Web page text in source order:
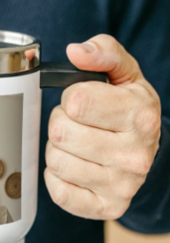
avis)
clients nous attribuent
(total de tous les
étapes – avec